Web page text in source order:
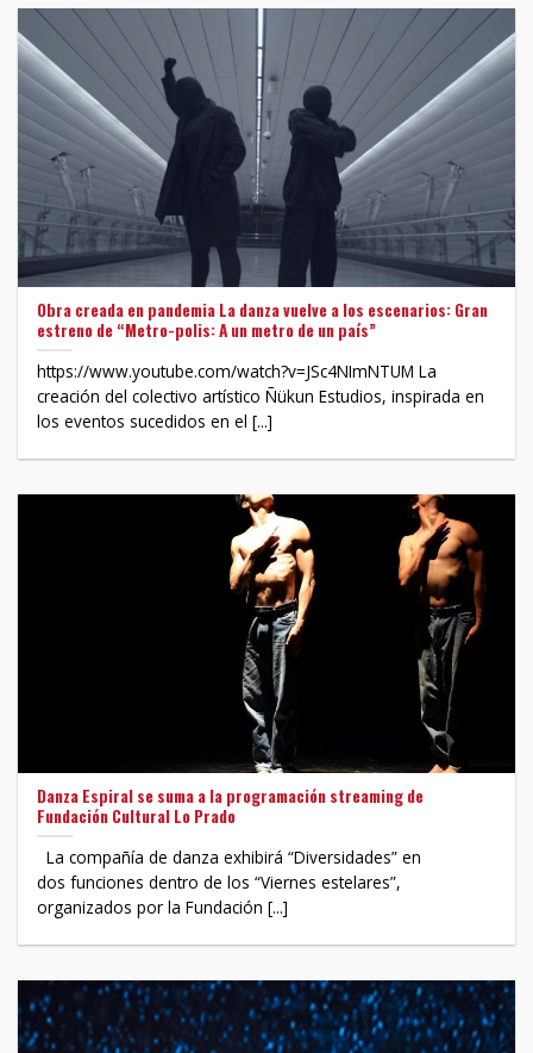
Obra creada en pandemia La danza vuelve a los escenarios: Gran
estreno de “Metro-polis: A un metro de un país”
https://www.youtube.com/watch?v=JSc4NImNTUM La
creación del colectivo artístico Ñükun Estudios, inspirada en
los eventos sucedidos en el [...]
Danza Espiral se suma a la programación streaming de
Fundación Cultural Lo Prado
La compañía de danza exhibirá “Diversidades” en
dos funciones dentro de los “Viernes estelares”,
organizados por la Fundación [...]